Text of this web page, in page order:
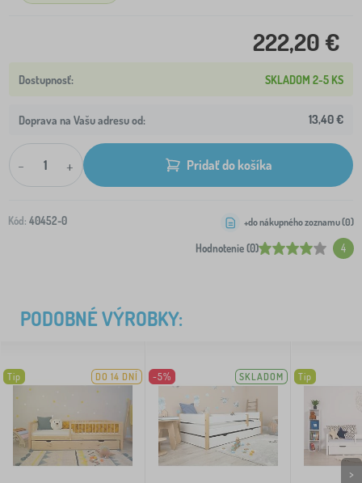
222,20 €
SKLADOM 2-5 KS
Doprava na Vašu adresu od: 13,40 €
- + Pridať do košíka
Kód: 40452-0
Hodnotenie (0) 4
+do nákupného zoznamu (0)
PODOBNÉ VÝROBKY:
Tip DO 14 DNÍ -5% SKLADOM Tip
>